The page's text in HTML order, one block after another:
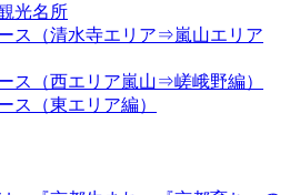
光名所
ス（清水寺エリア⇒嵐山エリア
ス（西エリア嵐山⇒嵯峨野編）
ス（東エリア編）